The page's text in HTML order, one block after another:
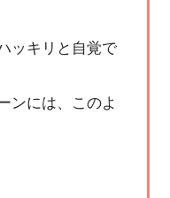
ッキリと自覚で
ンには、このよ